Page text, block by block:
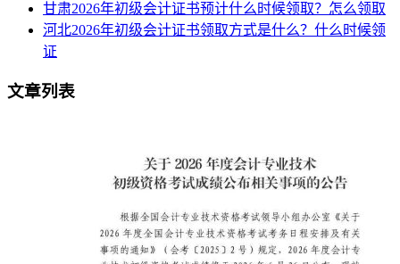
甘肃2026年初级会计证书预计什么时候领取？怎么领取
河北2026年初级会计证书领取方式是什么？什么时候领
证
文章列表